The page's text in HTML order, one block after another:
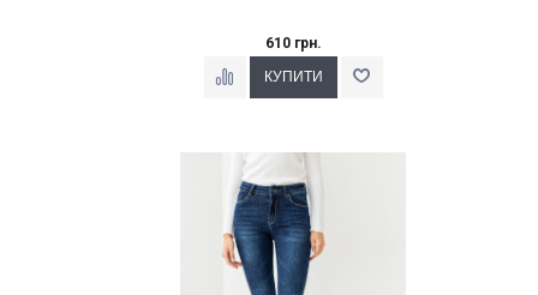
610 грн.
Наклейки Варіант з %